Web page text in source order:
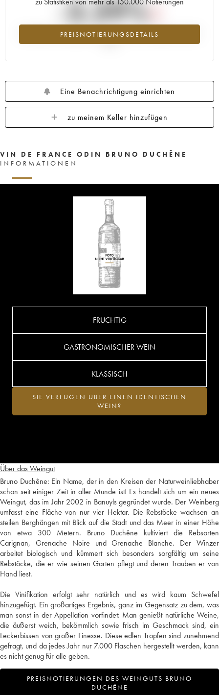
PREISNOTIERUNGSDETAILS
-3.39%
Preisabfall des Jahrgangs 2021 im Jahr 2026 im Vergleich zum Jahr
Eine Benachrichtigung einrichten
zu meinem Keller hinzufügen
VIN DE FRANCE ODIN BRUNO DUCHÊNE
INFORMATIONEN
Über das Weingut
Bruno Duchêne: Ein Name, der in den Kreisen der Naturweinliebhaber
schon seit einiger Zeit in aller Munde ist! Es handelt sich um ein neues
Weingut, das im Jahr 2002 in Banuyls gegründet wurde. Der Weinberg
umfasst eine Fläche von nur vier Hektar. Die Rebstöcke wachsen an
steilen Berghängen mit Blick auf die Stadt und das Meer in einer Höhe
von etwa 300 Metern. Bruno Duchêne kultiviert die Rebsorten
Carignan, Grenache Noire und Grenache Blanche. Der Winzer
arbeitet biologisch und kümmert sich besonders sorgfältig um seine
Rebstöcke, die er wie seinen Garten pflegt und deren Trauben er von
Hand liest.
Die Vinifikation erfolgt sehr natürlich und es wird kaum Schwefel
hinzugefügt. Ein großartiges Ergebnis, ganz im Gegensatz zu dem, was
man sonst in der Appellation vorfindet: Man genießt natürliche Weine,
die äußerst weich, bekömmlich sowie frisch im Geschmack sind, ein
Leckerbissen von großer Finesse. Diese edlen Tropfen sind zunehmend
gefragt, und da jedes Jahr nur 7.000 Flaschen hergestellt werden, kann
es nicht genug für alle geben.
PREISNOTIERUNGEN DES WEINGUTS BRUNO
DUCHÊNE
FRUCHTIG
GASTRONOMISCHER WEIN
KLASSISCH
SIE VERFÜGEN ÜBER EINEN IDENTISCHEN
WEIN?